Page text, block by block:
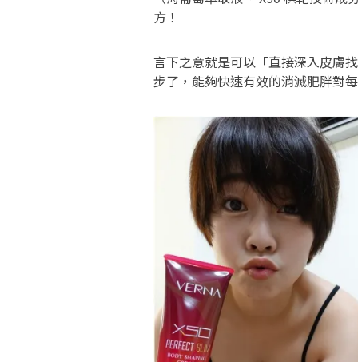
方！
言下之意就是可以「直接深入皮膚
步了，能夠快速有效的消滅肥胖對